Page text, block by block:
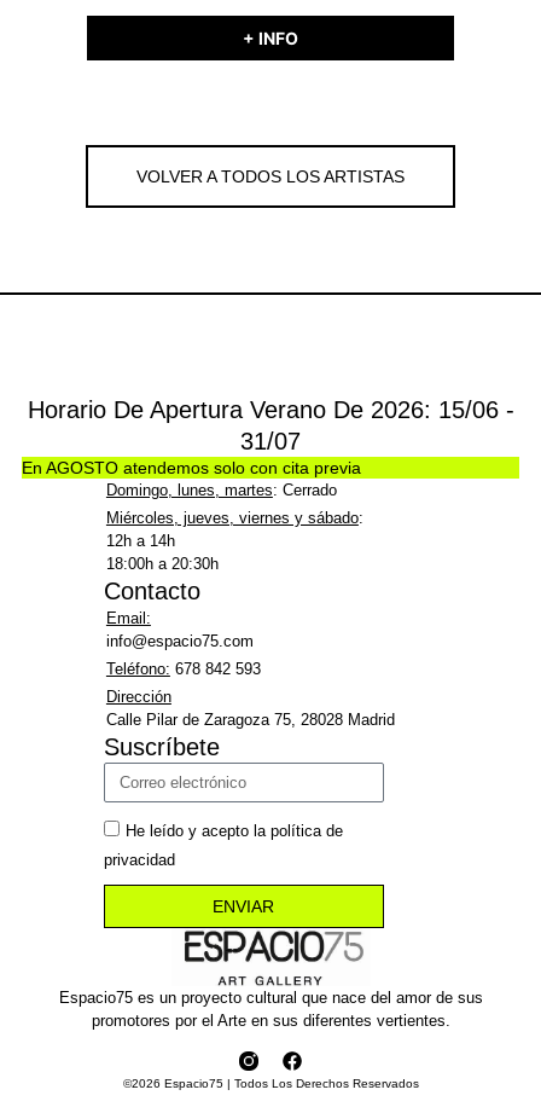
+ INFO
VOLVER A TODOS LOS ARTISTAS
Espacio75 es un proyecto cultural que nace del amor de sus
promotores por el Arte en sus diferentes vertientes.
©2026 Espacio75 | Todos Los Derechos Reservados
Horario De Apertura Verano De 2026: 15/06 -
31/07
En AGOSTO atendemos solo con cita previa
Domingo, lunes, martes: Cerrado
Miércoles, jueves, viernes y sábado:
12h a 14h
18:00h a 20:30h
Contacto
Email:
info@espacio75.com
Teléfono: 678 842 593
Dirección
Calle Pilar de Zaragoza 75, 28028 Madrid
Suscríbete
He leído y acepto la política de
privacidad
ENVIAR